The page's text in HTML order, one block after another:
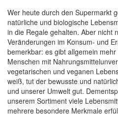
Wer heute durch den Supermarkt
natürliche und biologische
in die Regale gehalten. Aber nicht
Veränderungen im Konsum- und
bemerkbar: es gibt allgemein
Menschen mit
vegetarischen und veganen
weiß, tut der bewusste und
und unserer Umwelt gut.
unserem Sortiment viele
mehrere besondere Merkmale